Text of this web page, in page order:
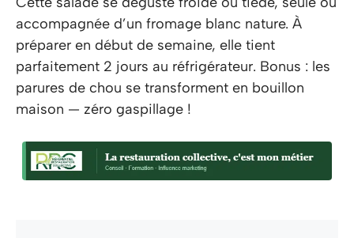
accompagnée d’un fromage blanc nature. À
préparer en début de semaine, elle tient
parfaitement 2 jours au réfrigérateur. Bonus : les
parures de chou se transforment en bouillon
maison — zéro gaspillage !